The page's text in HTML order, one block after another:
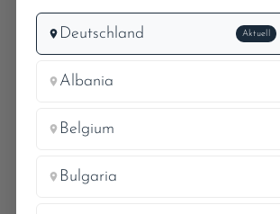
MB W110
MB 190c 110.010
MOTORHAUBENZUG
Deutschland Aktuell
Albania
Belgium
Bulgaria